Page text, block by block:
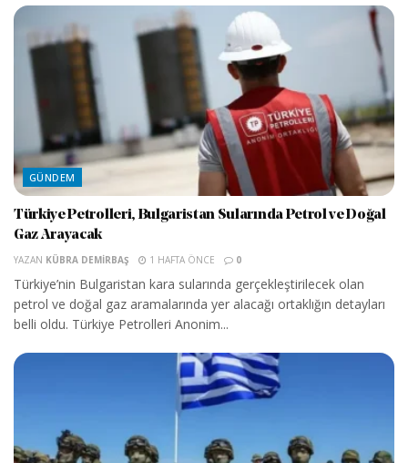
GÜNDEM
Türkiye Petrolleri, Bulgaristan Sularında Petrol ve Doğal
Gaz Arayacak
YAZAN KÜBRA DEMIRBAŞ 1 HAFTA ÖNCE 0
Türkiye’nin Bulgaristan kara sularında gerçekleştirilecek olan
petrol ve doğal gaz aramalarında yer alacağı ortaklığın detayları
belli oldu. Türkiye Petrolleri Anonim...